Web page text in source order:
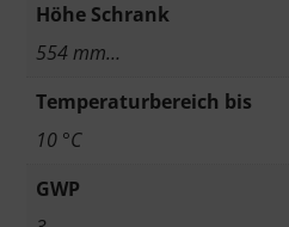
Höhe Schrank
554 mm…
Temperaturbereich bis
10 °C
GWP